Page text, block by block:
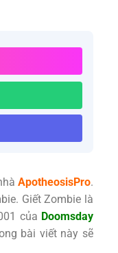
ApotheosisPro.
Giết Zombie là
của Doomsday
bài viết này sẽ